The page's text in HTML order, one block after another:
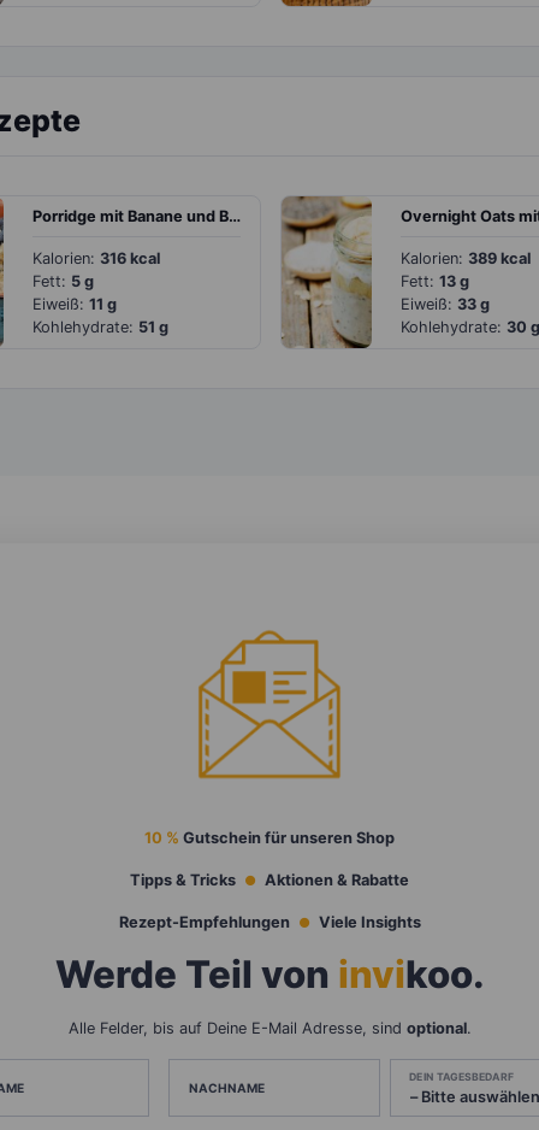
Porridge mit Banane und Blaubeeren
Kalorien: 316 kcal
Fett: 5 g
Eiweiß: 11 g
Kohlehydrate: 51 g
Kalorien: 389 kcal
Fett: 13 g
Eiweiß: 33 g
Kohlehydrate: 30 g
10 % Gutschein für unseren Shop
Tipps & Tricks Aktionen & Rabatte
Rezept-Empfehlungen Viele Insights
Werde Teil von invikoo.
Alle Felder, bis auf Deine E-Mail Adresse, sind optional.
NACHNAME
DEIN TAGESBEDARF